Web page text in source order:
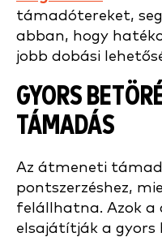
támadótereket,
abban, hogy
jobb dobási
GYORS
TÁMADÁS
Az átmeneti
pontszerzéshez,
felállhatna. Azok a
elsajátítják a gyors